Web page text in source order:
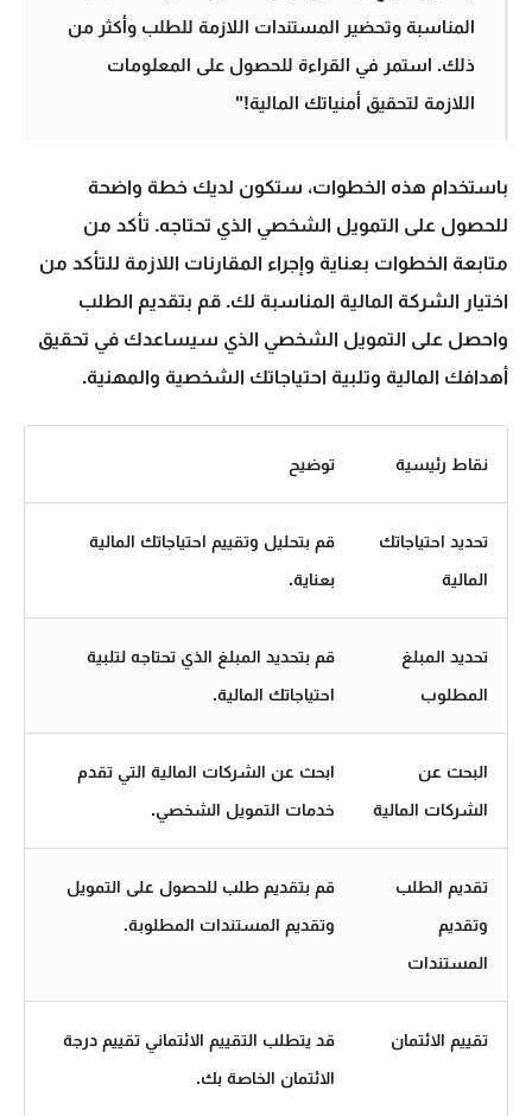
المناسبة وتحضير المستندات اللازمة للطلب وأكثر من
ذلك. استمر في القراءة للحصول على المعلومات
اللازمة لتحقيق أمنياتك المالية!"
باستخدام هذه الخطوات، ستكون لديك خطة واضحة
للحصول على التمويل الشخصي الذي تحتاجه. تأكد من
متابعة الخطوات بعناية وإجراء المقارنات اللازمة للتأكد من
اختيار الشركة المالية المناسبة لك. قم بتقديم الطلب
واحصل على التمويل الشخصي الذي سيساعدك في تحقيق
أهدافك المالية وتلبية احتياجاتك الشخصية والمهنية.
نقاط رئيسية توضيح
تحديد احتياجاتك
المالية
قم بتحليل وتقييم احتياجاتك المالية
بعناية.
تحديد المبلغ
المطلوب
قم بتحديد المبلغ الذي تحتاجه لتلبية
احتياجاتك المالية.
البحث عن
الشركات المالية
ابحث عن الشركات المالية التي تقدم
خدمات التمويل الشخصي.
تقديم الطلب
وتقديم
المستندات
قم بتقديم طلب للحصول على التمويل
وتقديم المستندات المطلوبة.
تقييم الائتمان
قد يتطلب التقييم الائتماني تقييم درجة
الائتمان الخاصة بك.